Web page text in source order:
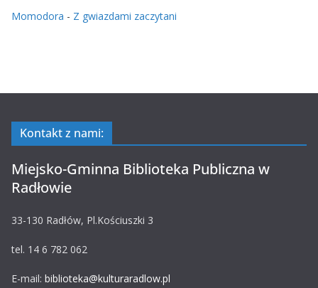
Momodora - Z gwiazdami zaczytani
Kontakt z nami:
Miejsko-Gminna Biblioteka Publiczna w
Radłowie
33-130 Radłów, Pl.Kościuszki 3
tel. 14 6 782 062
E-mail: biblioteka@kulturaradlow.pl